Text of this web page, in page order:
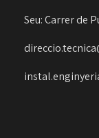
Seu: Carrer de